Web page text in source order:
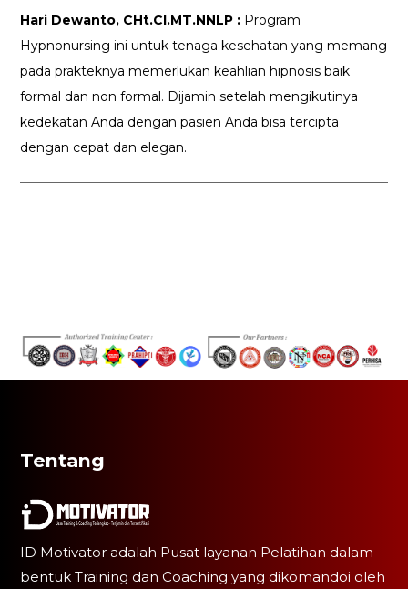
Hari Dewanto, CHt.CI.MT.NNLP : Program
Hypnonursing ini untuk tenaga kesehatan yang memang
pada prakteknya memerlukan keahlian hipnosis baik
formal dan non formal. Dijamin setelah mengikutinya
kedekatan Anda dengan pasien Anda bisa tercipta
dengan cepat dan elegan.
Tentang
ID Motivator adalah Pusat layanan Pelatihan dalam
bentuk Training dan Coaching yang dikomandoi oleh